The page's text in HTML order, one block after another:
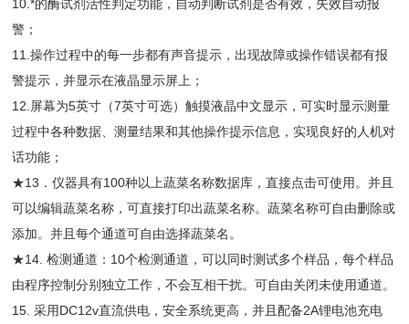
10.*的酶试剂活性判定功能，自动判断试剂是否有效，失效自动报
警；
11.操作过程中的每一步都有声音提示，出现故障或操作错误都有报
警提示，并显示在液晶显示屏上；
12.屏幕为5英寸（7英寸可选）触摸液晶中文显示，可实时显示测量
过程中各种数据、测量结果和其他操作提示信息，实现良好的人机对
话功能；
★13．仪器具有100种以上蔬菜名称数据库，直接点击可使用。并且
可以编辑蔬菜名称，可直接打印出蔬菜名称。蔬菜名称可自由删除或
添加。并且每个通道可自由选择蔬菜名。
★14. 检测通道：10个检测通道，可以同时测试多个样品，每个样品
由程序控制分别独立工作，不会互相干扰。可自由关闭未使用通道。
15. 采用DC12v直流供电，安全系统更高，并且配备2A锂电池充电